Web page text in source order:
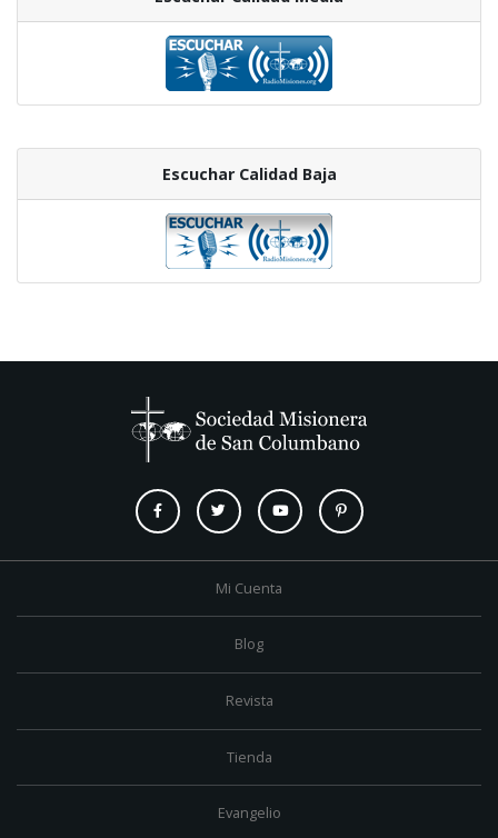
Escuchar Calidad Baja
Mi Cuenta
Blog
Revista
Tienda
Evangelio